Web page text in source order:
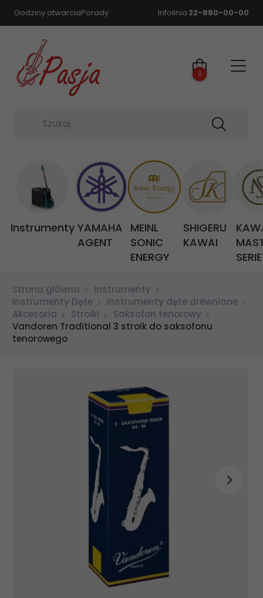
Godziny otwarciaPorady Infolinia 22-880-00-00
Szukaj...
0
Instrumenty YAMAHA
AGENT
MEINL
SONIC
ENERGY
SHIGERU
KAWAI
Strona główna
Instrumenty
Instrumenty Dęte
Instrumenty dęte drewniane
Akcesoria
Stroiki
Saksofon tenorowy
Vandoren Traditional 3 stroik do saksofonu
tenorowego